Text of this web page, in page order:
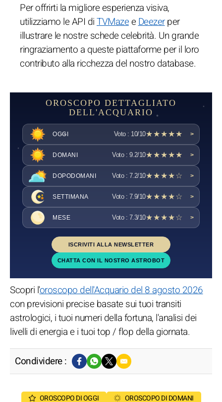
Per offrirti la migliore esperienza visiva,
utilizziamo le API diTVMazeeDeezerper
illustrare le nostre schede celebrità. Un grande
ringraziamento a queste piattaforme per il loro
contributo alla ricchezza del nostro database.
OROSCOPO DETTAGLIATO
DELL'ACQUARIO
OGGI Voto : 10/10★★★★★ >
DOMANI Voto : 9.2/10★★★★★ >
DOPODOMANI Voto : 7.2/10★★★★☆ >
SETTIMANA Voto : 7.9/10★★★★☆ >
MESE Voto : 7.3/10★★★★☆ >
ISCRIVITI ALLA NEWSLETTER
CHATTA CON IL NOSTRO ASTROBOT
Scopri l'oroscopo dell'Acquario del 8 agosto 2026
con previsioni precise basate sui tuoi transiti
astrologici, i tuoi numeri della fortuna, l'analisi dei
livelli di energia e i tuoi top / flop della giornata.
Condividere :
OROSCOPO DI OGGI
OROSCOPO DI DOMANI